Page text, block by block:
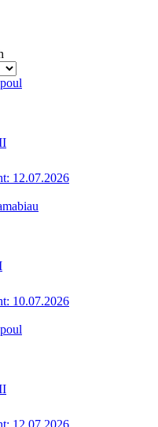
12.07.2026
10.07.2026
12.07.2026